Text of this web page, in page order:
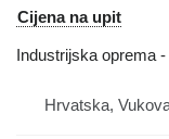
Cijena na upit
Industrijska oprema
Hrvatska,